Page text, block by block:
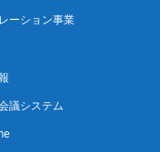
ーション事業
議システム